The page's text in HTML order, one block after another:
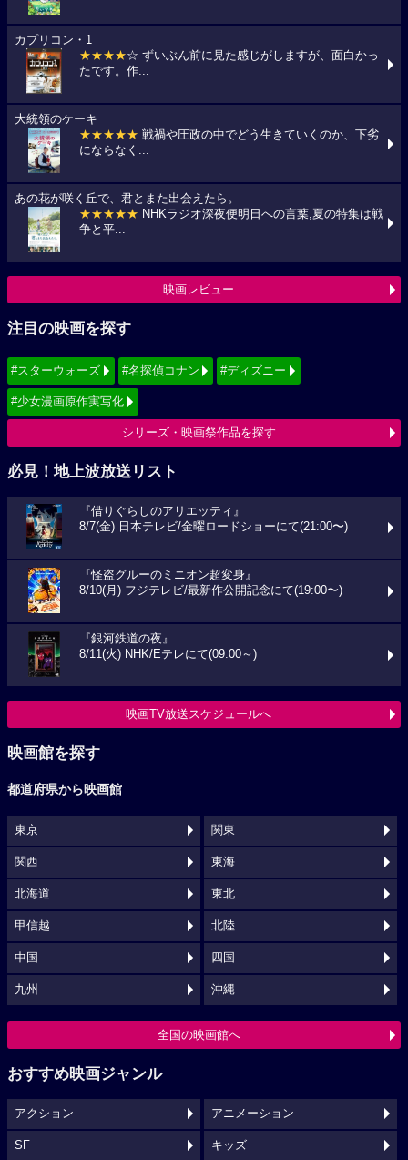
カプリコン・1
★★★★☆ ずいぶん前に見た感じがしますが、面白かっ
たです。作...
大統領のケーキ
★★★★★ 戦禍や圧政の中でどう生きていくのか、下劣
にならなく...
あの花が咲く丘で、君とまた出会えたら。
★★★★★ NHKラジオ深夜便明日への言葉,夏の特集は戦
争と平...
映画レビュー
注目の映画を探す
#スターウォーズ #名探偵コナン #ディズニー
#少女漫画原作実写化
シリーズ・映画祭作品を探す
必見！地上波放送リスト
『借りぐらしのアリエッティ』
8/7(金) 日本テレビ/金曜ロードショーにて(21:00〜)
『怪盗グルーのミニオン超変身』
8/10(月) フジテレビ/最新作公開記念にて(19:00〜)
『銀河鉄道の夜』
8/11(火) NHK/Eテレにて(09:00～)
映画TV放送スケジュールへ
映画館を探す
都道府県から映画館
東京 関東
関西 東海
北海道 東北
甲信越 北陸
中国 四国
九州 沖縄
全国の映画館へ
おすすめ映画ジャンル
アクション アニメーション
SF キッズ